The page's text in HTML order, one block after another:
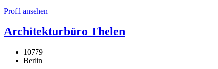
Profil ansehen
Architekturbüro Thelen
10779
Berlin